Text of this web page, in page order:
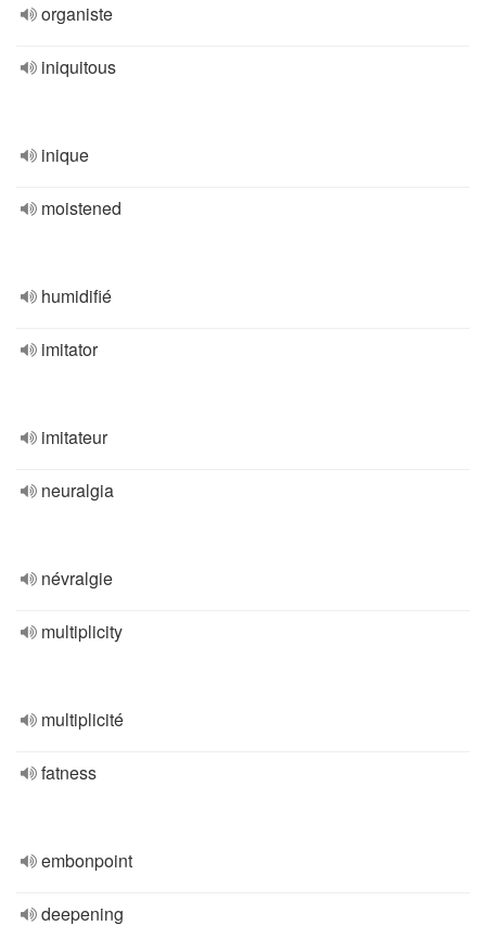
organiste
iniquitous
inique
moistened
humidifié
imitator
imitateur
neuralgia
névralgie
multiplicity
multiplicité
fatness
embonpoint
deepening